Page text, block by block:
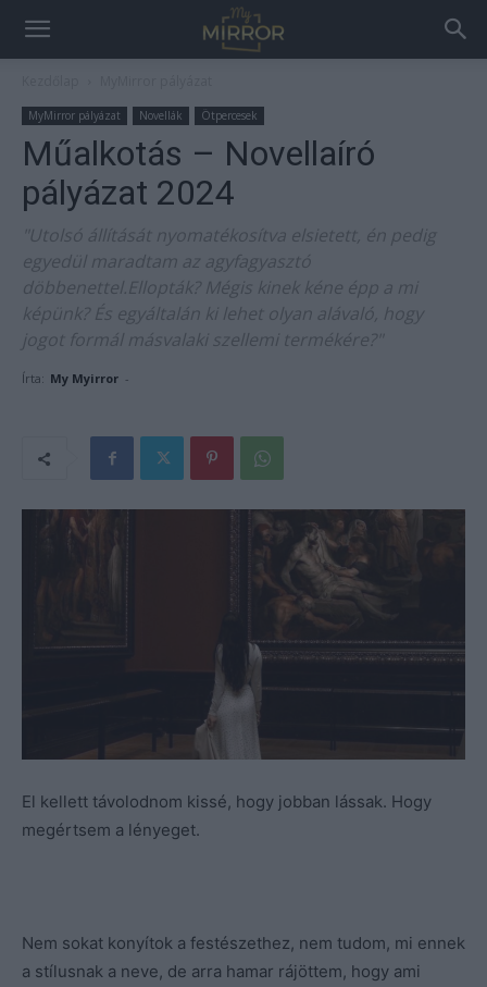
MyMirror pályázat Novellák Ötpercesek
Műalkotás – Novellaíró
pályázat 2024
"Utolsó állítását nyomatékosítva elsietett, én pedig
egyedül maradtam az agyfagyasztó
döbbenettel.Ellopták? Mégis kinek kéne épp a mi
képünk? És egyáltalán ki lehet olyan alávaló, hogy
jogot formál másvalaki szellemi termékére?"
Írta: My Myirror -
El kellett távolodnom kissé, hogy jobban lássak. Hogy
megértsem a lényeget.
Nem sokat konyítok a festészethez, nem tudom, mi ennek
a stílusnak a neve, de arra hamar rájöttem, hogy ami